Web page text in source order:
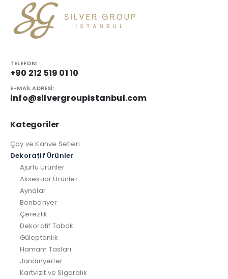
TELEFON:
+90 212 519 01 10
E-MAIL ADRESI:
info@silvergroupistanbul.com
Kategoriler
Çay ve Kahve Setleri
Dekoratif Ürünler
Ajurlu Ürünler
Aksesuar Ürünler
Aynalar
Bonbonyer
Çerezlik
Dekoratif Tabak
Güleptanlık
Hamam Tasları
Jandinyerler
Kartvizit ve Sigaralık